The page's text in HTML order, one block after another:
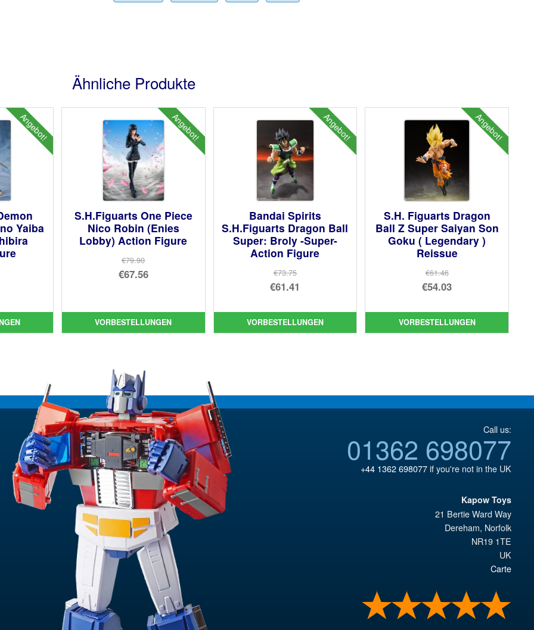
Ähnliche Produkte
Angebot!
Yaiba
Angebot!
S.H.Figuarts One Piece
Nico Robin (Enies
Lobby) Action Figure
€79.90
Ursprünglicher
€79.90
€67.56
ist:
€67.56.
VORBESTELLUNGEN
Angebot!
Bandai Spirits
S.H.Figuarts Dragon Ball
Super: Broly -Super-
Action Figure
€73.75
Ursprünglicher
war:
€73.75
€61.41
Preis
ist:
VORBESTELLUNGEN
Angebot!
S.H. Figuarts Dragon
Ball Z Super Saiyan Son
Goku ( Legendary )
Reissue
€61.46
Ursprünglicher
war:
€61.46
€54.03
Preis
ist:
VORBESTELLUNGEN
Call us:
01362 698077
+44 1362 698077if you're not in the UK
Kapow Toys
21 Bertie Ward Way
Dereham, Norfolk
NR19 1TE
UK
Carte